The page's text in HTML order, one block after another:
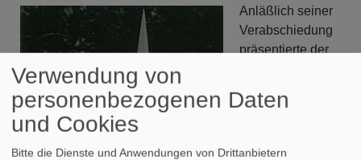
Ansicht des Modells
Anläßlich seiner
Verabschiedung
präsentierte der
Verwendung von
personenbezogenen Daten
und Cookies
Bitte die Dienste und Anwendungen von Drittanbietern